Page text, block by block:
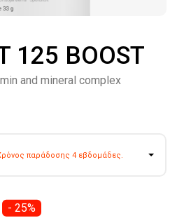
125 BOOST
and mineral complex
παράδοσης 4 εβδομάδες.
- 25%